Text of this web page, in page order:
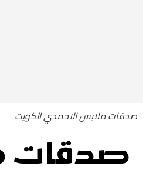
صدقات ملابس الاحمدي الكويت
صدقات